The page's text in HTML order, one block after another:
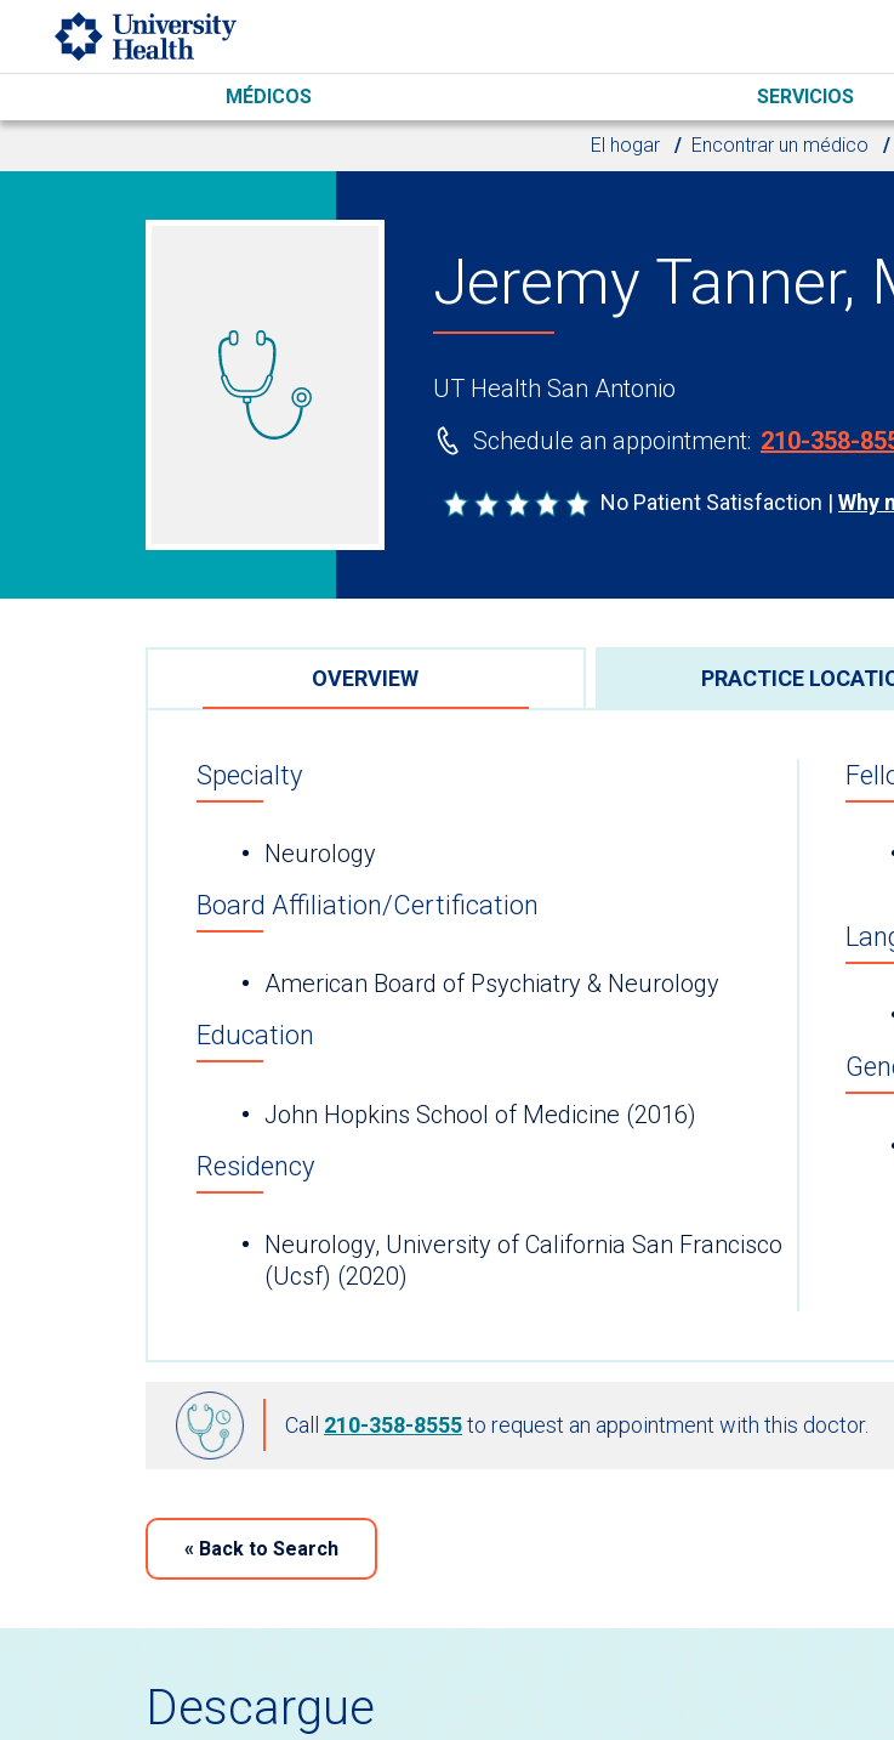
Skip to main content
MÉDICOS SERVICIOS
El hogar Encontrar un médico
Jeremy Tanner,
UT Health San Antonio
Schedule an appointment: 210-358-
No Patient Satisfaction Why
OVERVIEW PRACTICE
Specialty
Neurology
Board Affiliation/Certification
American Board of Psychiatry & Neurology
Education
John Hopkins School of Medicine (2016)
Residency
Neurology, University of California San Francisco
(Ucsf) (2020)
Call 210-358-8555to request an appointment with this doctor.
« Back to Search
Descargue